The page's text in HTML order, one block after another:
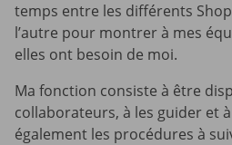
temps entre les différents
l’autre pour montrer à mes
elles ont besoin de moi.
Ma fonction consiste à être
collaborateurs, à les guider et
également les procédures à